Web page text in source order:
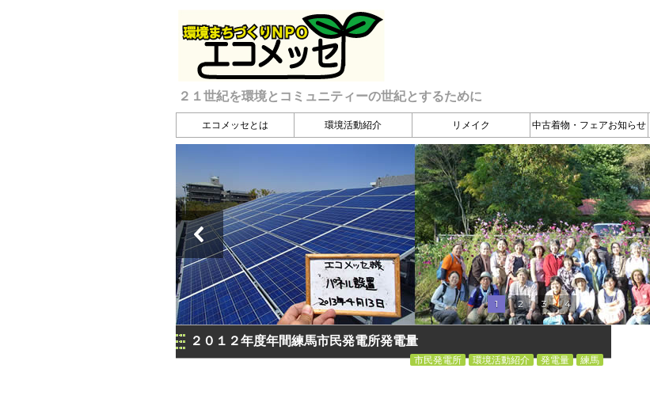
２１世紀を環境とコミュニティーの世紀とするために
エコメッセとは 環境活動紹介 リメイク 中古着物・フェアお知らせ
1 2 3 4
２０１２年度年間練馬市民発電所発電量
市民発電所 環境活動紹介 発電量 練馬